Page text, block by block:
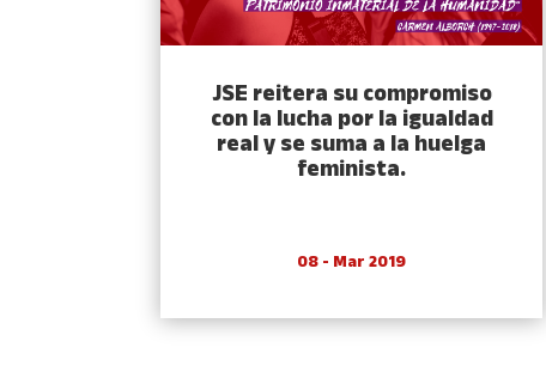
JSE reitera su compromiso
con la lucha por la igualdad
real y se suma a la huelga
feminista.
08 - Mar 2019